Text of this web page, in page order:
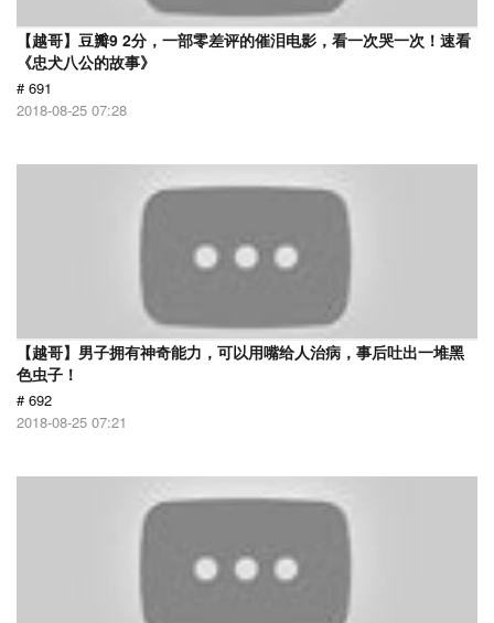
【越哥】豆瓣9 2分，一部零差评的催泪电影，看一次哭一次！速看
《忠犬八公的故事》
# 691
2018-08-25 07:28
【越哥】男子拥有神奇能力，可以用嘴给人治病，事后吐出一堆黑
色虫子！
# 692
2018-08-25 07:21